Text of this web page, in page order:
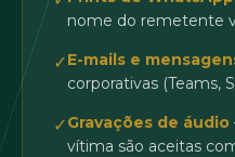
nome do remetente
✓E-mails e
corporativas (Teams,
✓Gravações de áudio
vítima são aceitas